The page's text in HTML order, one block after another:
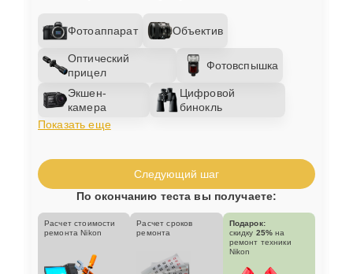
Фотоаппарат Объектив
Оптический
прицел
Фотовспышка
Экшен-
камера
Цифровой
бинокль
Показать еще
Следующий шаг
По окончанию теста вы получаете:
Расчет стоимости
ремонта Nikon
Расчет сроков
ремонта
Подарок:
скидку 25% на
ремонт техники
Nikon